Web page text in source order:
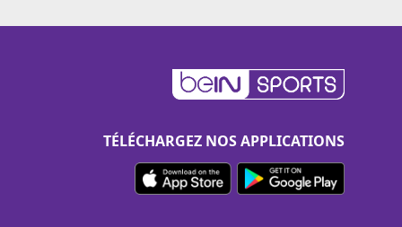
TÉLÉCHARGEZ NOS APPLICATIONS